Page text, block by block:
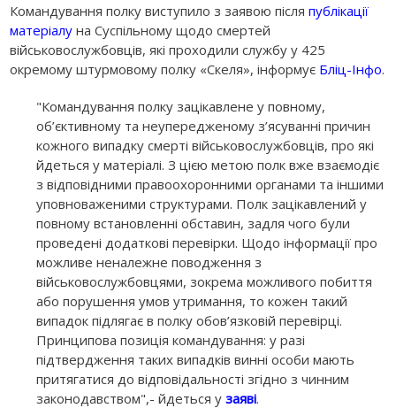
Командування полку виступило з заявою післяпублікації
матеріалу на Суспільному щодо смертей
військовослужбовців, які проходили службу у 425
окремому штурмовому полку «Скеля», інформує Бліц-Інфо.
"Командування полку зацікавлене у повному,
об’єктивному та неупередженому з’ясуванні причин
кожного випадку смерті військовослужбовців, про які
йдеться у матеріалі. З цією метою полк вже взаємодіє
з відповідними правоохоронними органами та іншими
уповноваженими структурами. Полк зацікавлений у
повному встановленні обставин, задля чого були
проведені додаткові перевірки. Щодо інформації про
можливе неналежне поводження з
військовослужбовцями, зокрема можливого побиття
або порушення умов утримання, то кожен такий
випадок підлягає в полку обов’язковій перевірці.
Принципова позиція командування: у разі
підтвердження таких випадків винні особи мають
притягатися до відповідальності згідно з чинним
законодавством",- йдеться узаяві.